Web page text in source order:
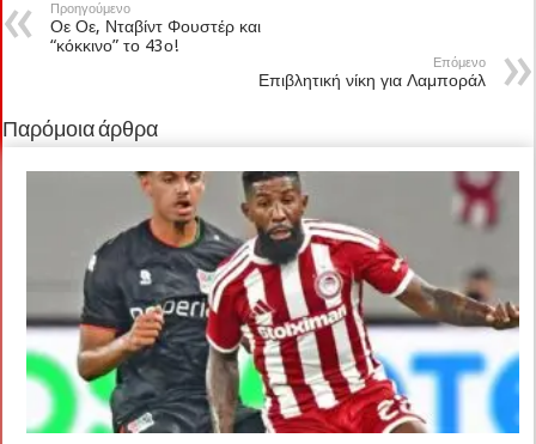
Προηγούμενο
Οε Οε, Νταβίντ Φουστέρ και
“κόκκινο” το 43ο!
Επόμενο
Επιβλητική νίκη για Λαμποράλ
Παρόμοια άρθρα